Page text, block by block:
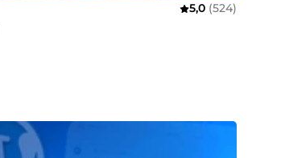
5,0 (524)